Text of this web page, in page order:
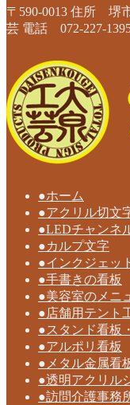
〒590-0013 住所 堺
芸 電話 072-227-
●ホーム
●アクリル切文
●LEDチャンネ
●カルプ文字
●インクジェッ
●手書きの看板
●美容室のメニ
●店舗用テント
●スタンド看板
●アルポリ看板
●メタル金属看
●透明アクリル
●訪問介護事務